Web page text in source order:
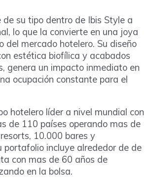
de su tipo dentro de Ibis Style a
lo que la convierte en una joya
del mercado hotelero. Su diseño
estética biofílica y acabados
genera un impacto inmediato en
ocupación constante para el
hotelero líder a nivel mundial con
de 110 países operando mas de
10.000 bares y
portafolio incluye alrededor de de
con mas de 60 años de
en la bolsa.